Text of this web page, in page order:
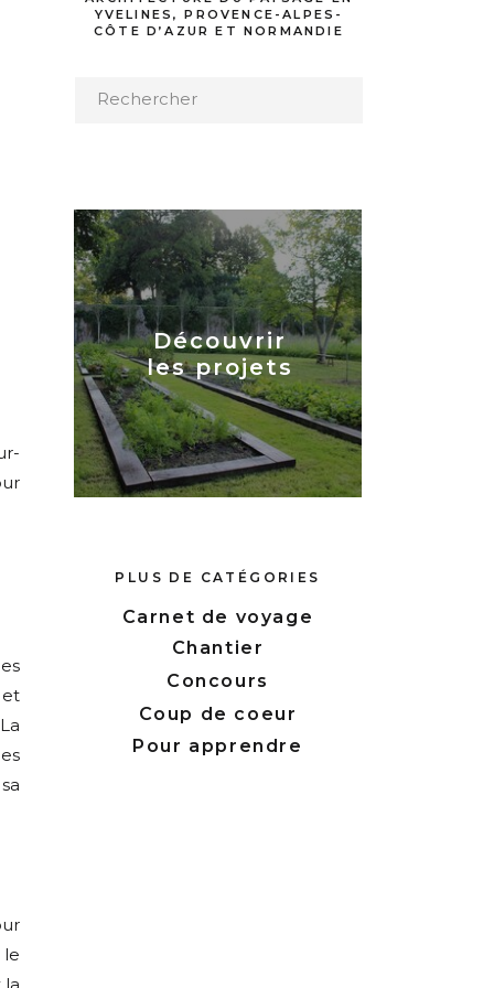
YVELINES, PROVENCE-ALPES-
CÔTE D’AZUR ET NORMANDIE
Search
Découvrir
les projets
PLUS DE CATÉGORIES
Carnet de voyage
Chantier
Concours
Coup de coeur
Pour apprendre
le